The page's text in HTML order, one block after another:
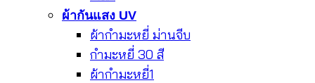
ผ้ากันแสง UV
ผ้ากำมะหยี่ ม่านจีบ
กำมะหยี่ 30 สี
ผ้ากำมะหยี่1